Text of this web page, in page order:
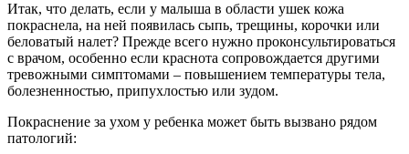
Итак, что делать, если у малыша в области ушек кожа
покраснела, на ней появилась сыпь, трещины, корочки или
беловатый налет? Прежде всего нужно проконсультироваться
с врачом, особенно если краснота сопровождается другими
тревожными симптомами – повышением температуры тела,
болезненностью, припухлостью или зудом.
Покраснение за ухом у ребенка может быть вызвано рядом
патологий: